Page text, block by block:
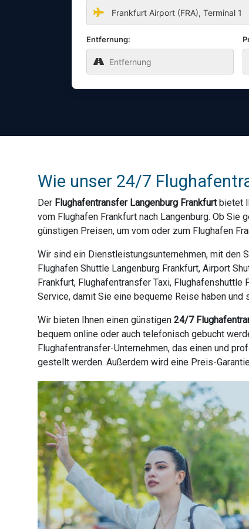
Entfernung:
Wie unser 24/7
Der Flughafentransfer Langenburg Frankfurtbietet
vom Flughafen Frankfurt nach Langenburg. Ob
günstigen Preisen, um vom oder zum Flughafen
Wir sind ein Dienstleistungsunternehmen, mit den
Flughafen Shuttle Langenburg Frankfurt, Airport
Frankfurt, Flughafentransfer Taxi,
Service, damit Sie eine bequeme Reise haben
Wir bieten Ihnen einen günstigen 24/7
bequem online oder auch telefonisch gebucht
Flughafentransfer-Unternehmen, das einen und
gestellt werden. Außerdem wird eine Preis-